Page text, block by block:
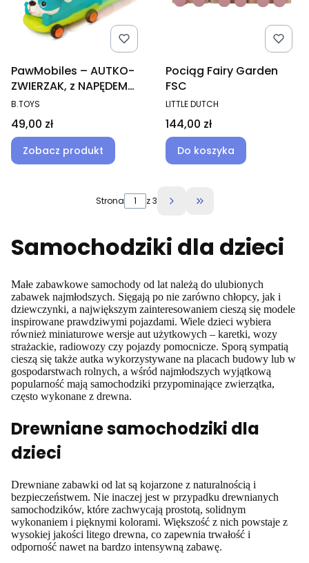
PawMobiles – AUTKO-
ZWIERZAK, z NAPĘDEM
push&go
PRODUCENT
B.TOYS
Cena
49,00 zł
Zobacz produkt
Pociąg Fairy Garden
FSC
PRODUCENT
LITTLE DUTCH
Cena
144,00 zł
Do koszyka
Strona z 3 Przejdź do ostatniej
Samochodziki dla dzieci
Małe zabawkowe samochody od lat należą do ulubionych
zabawek najmłodszych. Sięgają po nie zarówno chłopcy, jak i
dziewczynki, a największym zainteresowaniem cieszą się modele
inspirowane prawdziwymi pojazdami. Wiele dzieci wybiera
również miniaturowe wersje aut użytkowych – karetki, wozy
strażackie, radiowozy czy pojazdy pomocnicze. Sporą sympatią
cieszą się także autka wykorzystywane na placach budowy lub w
gospodarstwach rolnych, a wśród najmłodszych wyjątkową
popularność mają samochodziki przypominające zwierzątka,
często wykonane z drewna.
Drewniane samochodziki dla
dzieci
Drewniane zabawki od lat są kojarzone z naturalnością i
bezpieczeństwem. Nie inaczej jest w przypadku drewnianych
samochodzików, które zachwycają prostotą, solidnym
wykonaniem i pięknymi kolorami. Większość z nich powstaje z
wysokiej jakości litego drewna, co zapewnia trwałość i
odporność nawet na bardzo intensywną zabawę.